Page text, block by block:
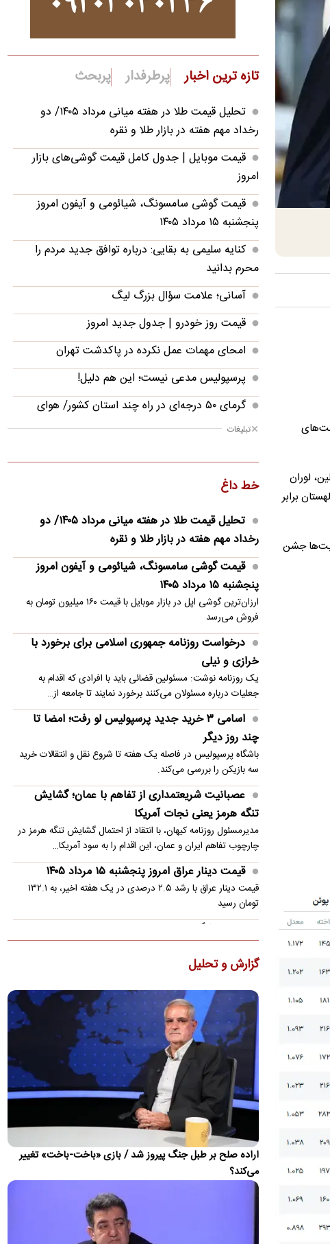
لوران
برابر
این رقابت‌ها جشن
تازه ترین اخبار پرطرفدار پربحث
تحلیل قیمت طلا در هفته میانی مرداد ۱۴۰۵/ دو
رخداد مهم هفته در بازار طلا و نقره
قیمت موبایل‌ | جدول کامل قیمت گوشی‌های بازار
امروز
قیمت گوشی سامسونگ، شیائومی و آیفون امروز
پنجشنبه ۱۵ مرداد ۱۴۰۵
کنایه سلیمی به بقایی: درباره توافق جدید مردم را
محرم بدانید
آسانی؛ علامت سؤال بزرگ لیگ
قیمت روز خودرو | جدول جدید امروز
امحای مهمات عمل نکرده در پاکدشت تهران
پرسپولیس مدعی نیست؛ این هم دلیل!
گرمای ۵۰ درجه‌ای در راه چند استان کشور/ هوای
معتدل در شمال کشور
دو گل، یک پاس گل؛ چه می‌کند این لیونل مسی!
درخواست روزنامه جمهوری اسلامی برای برخورد با
خرازی و نیلی
نرخ رهن و اجاره آپارتمان در تجریش، ونک و
پاسداران
قیمت دلار امروز پنجشنبه ۱۵ مرداد ۱۴۰۵
پایگاه محرمانه ترامپ زیر کاخ سفید
تبلیغات
خط داغ
تحلیل قیمت طلا در هفته میانی مرداد ۱۴۰۵/ دو
رخداد مهم هفته در بازار طلا و نقره
قیمت گوشی سامسونگ، شیائومی و آیفون امروز
پنجشنبه ۱۵ مرداد ۱۴۰۵
ارزان‌ترین گوشی اپل در بازار موبایل با قیمت ۱۶۰ میلیون تومان به
فروش می‌رسد
درخواست روزنامه جمهوری اسلامی برای برخورد با
خرازی و نیلی
یک روزنامه نوشت: مسئولین قضائی باید با افرادی که اقدام به
جعلیات درباره مسئولان می‌کنند برخورد نمایند تا جامعه از…
اسامی ۳ خرید جدید پرسپولیس لو رفت؛ امضا تا
چند روز دیگر
باشگاه پرسپولیس در فاصله یک هفته تا شروع نقل و انتقالات خرید
سه بازیکن را بررسی می‌کند.
عصبانیت شریعتمداری از تفاهم با عمان؛ گشایش
تنگه هرمز یعنی نجات آمریکا
مدیرمسئول روزنامه کیهان، با انتقاد از احتمال گشایش تنگه هرمز در
چارچوب تفاهم ایران و عمان، این اقدام را به سود آمریکا…
قیمت دینار عراق امروز پنجشنبه ۱۵ مرداد ۱۴۰۵
قیمت دینار عراق با رشد ۲.۵ درصدی در یک هفته اخیر، به ۱۳۲.۱
تومان رسید
ورود غافلگیرکننده کاپی‌باراها به ساختمان مجلس
گروسو برزیل، کارکنان این مجموعه را غافلگیر کرد.
توافقی در مورد تنگه هرمز در حال شکل‌گیری است؛
اما نه توافقی که ترامپ بخواهد
یک مقام ارشد کشورهای خلیج فارس که با روند مذاکرات آشناست،
اظهار داشت که احتمال دستیابی به توافق تا روز جمعه حدود ۵۰ به…
برخورد قطعه ۴ تنی از موشک اسپیس ایکس به ماه
یک قطعه ۴ تنی از موشک اسپیس ایکس به طور غیر عمد به ماه
برخورد کرد.
واکنش پزشکیان به حواشی پیام رهبر انقلاب درباره
تفاهم‌نامه آتش‌بس
رهبری فرموده بودند که اگر سه‌چهارم اعضای شعام موافق باشند، من
هم موافقم.
ایران را همه مردم نگه داشتند، نه فقط کسانی که در
گزارش و تحلیل
اراده صلح بر طبل جنگ پیروز شد / بازی «باخت-باخت» تغییر
می‌کند؟